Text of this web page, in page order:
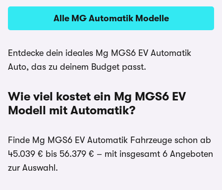
Alle MG Automatik Modelle
Entdecke dein ideales Mg MGS6 EV Automatik
Auto, das zu deinem Budget passt.
Wie viel kostet ein Mg MGS6 EV
Modell mit Automatik?
Finde Mg MGS6 EV Automatik Fahrzeuge schon ab
45.039 € bis 56.379 € – mit insgesamt 6 Angeboten
zur Auswahl.